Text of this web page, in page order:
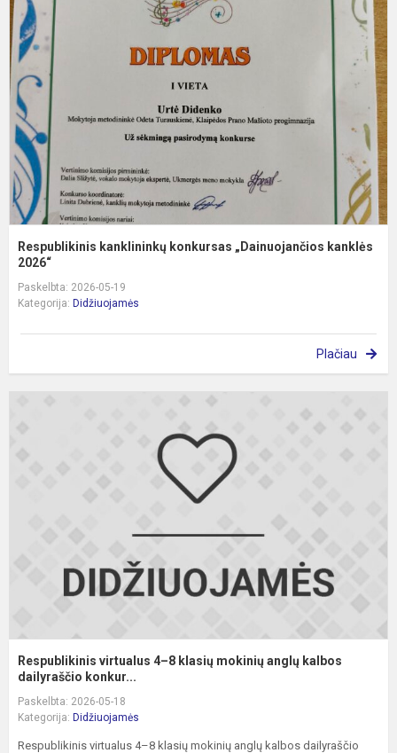
Respublikinis kanklininkų konkursas „Dainuojančios kanklės
2026“
Paskelbta: 2026-05-19
Kategorija: Didžiuojamės
Plačiau
Respublikinis virtualus 4–8 klasių mokinių anglų kalbos
dailyraščio konkur...
Paskelbta: 2026-05-18
Kategorija: Didžiuojamės
Respublikinis virtualus 4–8 klasių mokinių anglų kalbos dailyraščio